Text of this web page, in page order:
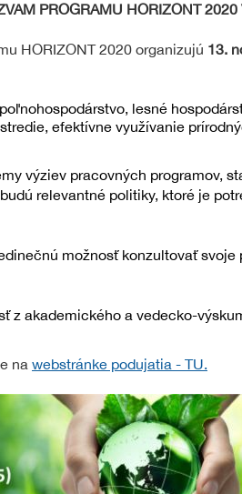
PROGRAMU HORIZONT
HORIZONT 2020 organizujú 13.
lesné
efektívne využívanie
výziev pracovných programov,
relevantné politiky, ktoré je
možnosť konzultovať
z akademického a vedecko-
na webstránke podujatia - TU.